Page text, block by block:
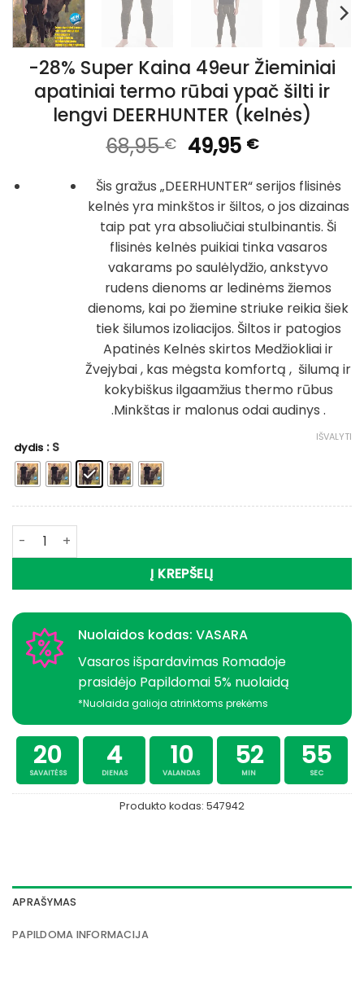
-28% Super Kaina 49eur Žieminiai
apatiniai termo rūbai ypač šilti ir
lengvi DEERHUNTER (kelnės)
68,95€ Original
price
was:
68,95 €.
49,95 €Current
is:
49,95 €.
Šis gražus „DEERHUNTER“ serijos flisinės
kelnės yra minkštos ir šiltos, o jos dizainas
taip pat yra absoliučiai stulbinantis. Ši
flisinės kelnės puikiai tinka vasaros
vakarams po saulėlydžio, ankstyvo
rudens dienoms ar ledinėms žiemos
dienoms, kai po žiemine striuke reikia šiek
tiek šilumos izoliacijos. Šiltos ir patogios
Apatinės Kelnės skirtos Medžiokliai ir
Žvejybai , kas mėgsta komfortą , šilumą ir
kokybiškus ilgaamžius thermo rūbus
.Minkštas ir malonus odai audinys .
dydis : S
IŠVALYTI
produkto kiekis: -28% Super Kaina 49eur Žieminiai
Į KREPŠELĮ
Nuolaidos kodas: VASARA
Vasaros išpardavimas Romadoje
prasidėjo Papildomai 5% nuolaidą
*Nuolaida galioja atrinktoms prekėms
20
SAVAITĖSS
4
DIENAS
10
VALANDAS
52
MIN
54
SEC
Produkto kodas: 547942
APRAŠYMAS
PAPILDOMA INFORMACIJA